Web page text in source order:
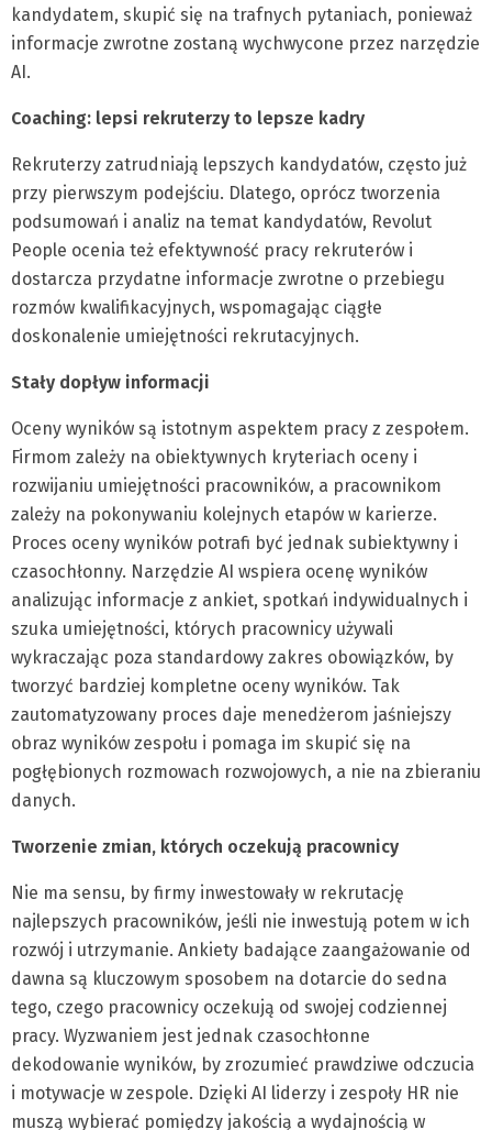
kandydatem, skupić się na trafnych pytaniach, ponieważ
informacje zwrotne zostaną wychwycone przez narzędzie
AI.
Coaching: lepsi rekruterzy to lepsze kadry
Rekruterzy zatrudniają lepszych kandydatów, często już
przy pierwszym podejściu. Dlatego, oprócz tworzenia
podsumowań i analiz na temat kandydatów, Revolut
People ocenia też efektywność pracy rekruterów i
dostarcza przydatne informacje zwrotne o przebiegu
rozmów kwalifikacyjnych, wspomagając ciągłe
doskonalenie umiejętności rekrutacyjnych.
Stały dopływ informacji
Oceny wyników są istotnym aspektem pracy z zespołem.
Firmom zależy na obiektywnych kryteriach oceny i
rozwijaniu umiejętności pracowników, a pracownikom
zależy na pokonywaniu kolejnych etapów w karierze.
Proces oceny wyników potrafi być jednak subiektywny i
czasochłonny. Narzędzie AI wspiera ocenę wyników
analizując informacje z ankiet, spotkań indywidualnych i
szuka umiejętności, których pracownicy używali
wykraczając poza standardowy zakres obowiązków, by
tworzyć bardziej kompletne oceny wyników. Tak
zautomatyzowany proces daje menedżerom jaśniejszy
obraz wyników zespołu i pomaga im skupić się na
pogłębionych rozmowach rozwojowych, a nie na zbieraniu
danych.
Tworzenie zmian, których oczekują pracownicy
Nie ma sensu, by firmy inwestowały w rekrutację
najlepszych pracowników, jeśli nie inwestują potem w ich
rozwój i utrzymanie. Ankiety badające zaangażowanie od
dawna są kluczowym sposobem na dotarcie do sedna
tego, czego pracownicy oczekują od swojej codziennej
pracy. Wyzwaniem jest jednak czasochłonne
dekodowanie wyników, by zrozumieć prawdziwe odczucia
i motywacje w zespole. Dzięki AI liderzy i zespoły HR nie
muszą wybierać pomiędzy jakością a wydajnością w